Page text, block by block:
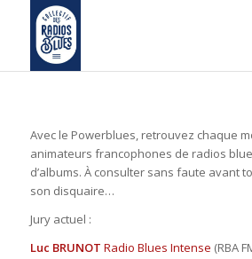
Avec le Powerblues, retrouvez chaque
animateurs francophones de radios
d’albums. À consulter sans faute avant
son disquaire…
Jury actuel :
Luc BRUNOT Radio Blues Intense (RBA